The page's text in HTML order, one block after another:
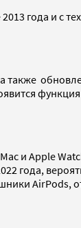
года и с
а также
и Apple
года,
AirPods,